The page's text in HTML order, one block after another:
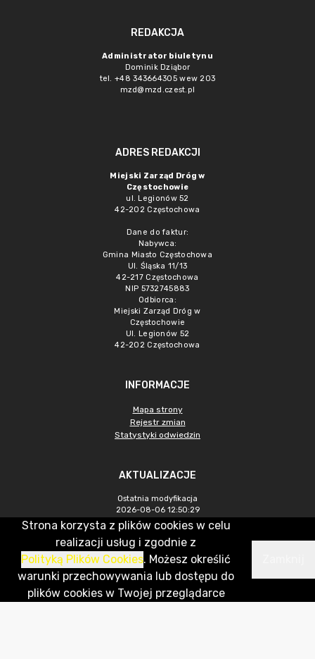
REDAKCJA
Administrator biuletynu
Dominik Dziąbor
tel. +48 343664305 wew 203
mzd@mzd.czest.pl
ADRES REDAKCJI
Miejski Zarząd Dróg w
Częstochowie
ul. Legionów 52
42-202 Częstochowa
Dane do faktur:
Nabywca:
Gmina Miasto Częstochowa
Ul. Śląska 11/13
42-217 Częstochowa
NIP 5732745883
Odbiorca:
Miejski Zarząd Dróg w
Częstochowie
Ul. Legionów 52
42-202 Częstochowa
INFORMACJE
Mapa strony
Rejestr zmian
Statystyki odwiedzin
AKTUALIZACJE
Ostatnia modyfikacja
2026-08-06 12:50:29
Licznik odwiedzin ogółem
337 694
Licznik odwiedzin w m-cu 2026-
07
146
Strona korzysta z plików cookies w celu
realizacji usług i zgodnie z
Polityką Plików Cookies. Możesz określić
warunki przechowywania lub dostępu do
plików cookies w Twojej przeglądarce